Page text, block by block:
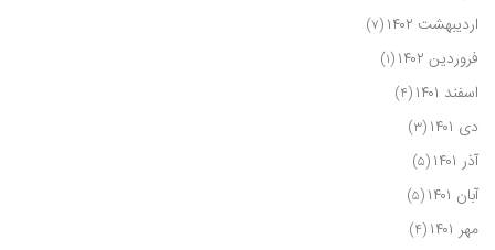
اردیبهشت ۱۴۰۲ (۷)
فروردین ۱۴۰۲ (۱)
اسفند ۱۴۰۱ (۴)
دی ۱۴۰۱ (۳)
آذر ۱۴۰۱ (۵)
آبان ۱۴۰۱ (۵)
مهر ۱۴۰۱ (۴)